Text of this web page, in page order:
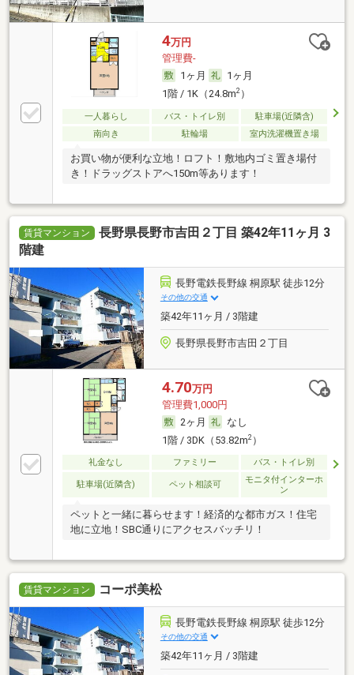
4万円
管理費-
1ヶ月
1ヶ月
1階 / 1K（24.8m2）
一人暮らし バス・トイレ別
駐車場(近隣含)
南向き
駐輪場 室内洗濯機置き場
お買い物が便利な立地！ロフト！敷地内ゴミ置き場付
き！ドラッグストアへ150m等あります！
賃貸マンション
長野県長野市吉田２丁目 築42年11ヶ月 3
階建
長野電鉄長野線 桐原駅 徒歩12分
その他の交通
築42年11ヶ月 / 3階建
長野県長野市吉田２丁目
4.70万円
管理費1,000円
2ヶ月
なし
1階 / 3DK（53.82m2）
礼金なし ファミリー バス・トイレ別
駐車場(近隣含) ペット相談可
モニタ付インターホ
ン
ペットと一緒に暮らせます！経済的な都市ガス！住宅
地に立地！SBC通りにアクセスバッチリ！
賃貸マンション コーポ美松
長野電鉄長野線 桐原駅 徒歩12分
その他の交通
築42年11ヶ月 / 3階建